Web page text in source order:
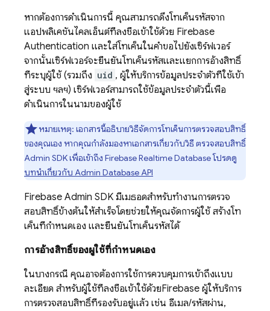
หากต้องการดำเนินการนี้ คุณสามารถดึงโทเค็นรหัสจาก
แอปพลิเคชันไคลเอ็นต์ที่ลงชื่อเข้าใช้ด้วย Firebase
Authentication และใส่โทเค็นในคำขอไปยังเซิร์ฟเวอร์
จากนั้นเซิร์ฟเวอร์จะยืนยันโทเค็นรหัสและแยกการอ้างสิทธิ์
ที่ระบุผู้ใช้ (รวมถึง uid , ผู้ให้บริการข้อมูลประจำตัวที่ใช้เข้า
สู่ระบบ ฯลฯ) เซิร์ฟเวอร์สามารถใช้ข้อมูลประจำตัวนี้เพื่อ
ดำเนินการในนามของผู้ใช้
หมายเหตุ: เอกสารนี้อธิบายวิธีจัดการโทเค็นการตรวจสอบสิทธิ์
ของคุณเอง หากคุณกำลังมองหาเอกสารเกี่ยวกับวิธี ตรวจสอบสิทธิ์
Admin SDK เพื่อเข้าถึง Firebase Realtime Databaseโปรดดู
บทนำเกี่ยวกับ Admin Database API
Firebase Admin SDK มีเมธอดสำหรับทำงานการตรวจ
สอบสิทธิ์ข้างต้นให้สำเร็จโดยช่วยให้คุณจัดการผู้ใช้ สร้างโท
เค็นที่กำหนดเอง และยืนยันโทเค็นรหัสได้
การอ้างสิทธิ์ของผู้ใช้ที่กำหนดเอง
ในบางกรณี คุณอาจต้องการใช้การควบคุมการเข้าถึงแบบ
ละเอียด สำหรับผู้ใช้ที่ลงชื่อเข้าใช้ด้วยFirebase ผู้ให้บริการ
การตรวจสอบสิทธิ์ที่รองรับอยู่แล้ว เช่น อีเมล/รหัสผ่าน,